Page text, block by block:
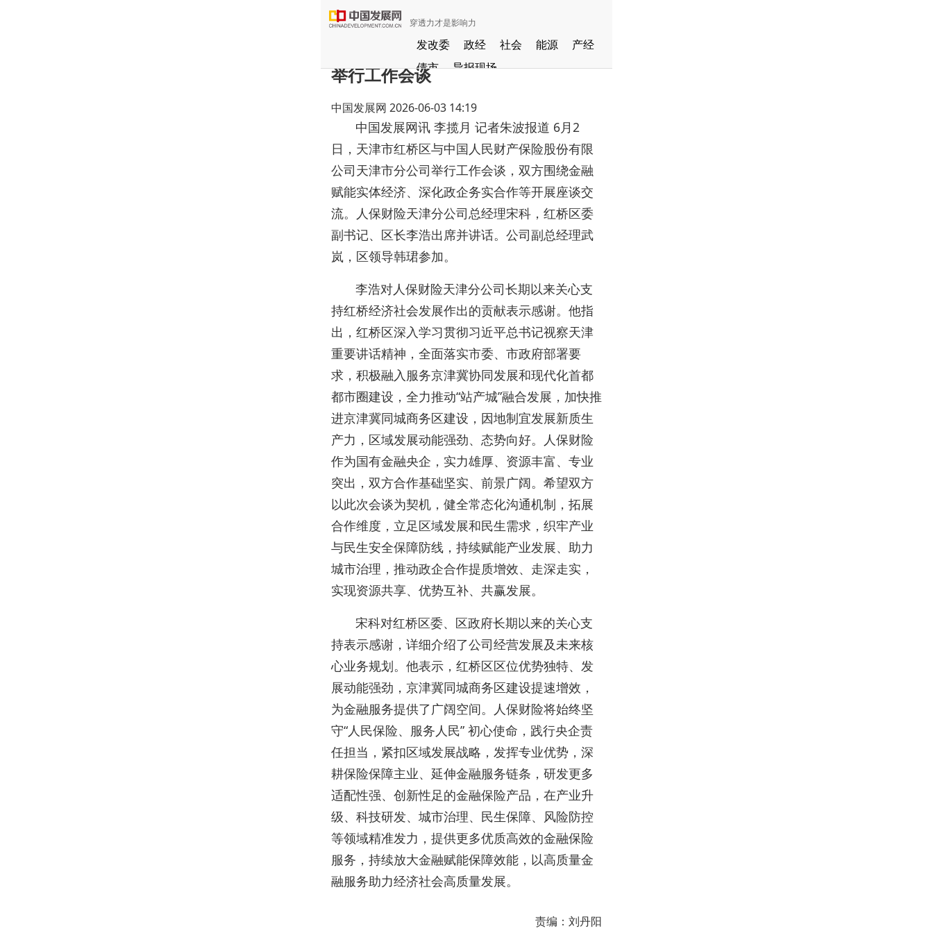
穿透力才是影响力
发改委 政经 社会 能源
产经
债市
导报现场
长江经济带
品牌
发展导航
京津冀协同发展
一带一路
G60
国家援疆
中部崛起
全国闲置资产信息共享平台
粤港澳大湾区
天津市红桥区与人保财险天津分公司
举行工作会谈
中国发展网 2026-06-03 14:19
中国发展网讯 李揽月 记者朱波报道 6月2
日，天津市红桥区与中国人民财产保险股份有限
公司天津市分公司举行工作会谈，双方围绕金融
赋能实体经济、深化政企务实合作等开展座谈交
流。人保财险天津分公司总经理宋科，红桥区委
副书记、区长李浩出席并讲话。公司副总经理武
岚，区领导韩珺参加。
李浩对人保财险天津分公司长期以来关心支
持红桥经济社会发展作出的贡献表示感谢。他指
出，红桥区深入学习贯彻习近平总书记视察天津
重要讲话精神，全面落实市委、市政府部署要
求，积极融入服务京津冀协同发展和现代化首都
都市圈建设，全力推动“站产城”融合发展，加快推
进京津冀同城商务区建设，因地制宜发展新质生
产力，区域发展动能强劲、态势向好。人保财险
作为国有金融央企，实力雄厚、资源丰富、专业
突出，双方合作基础坚实、前景广阔。希望双方
以此次会谈为契机，健全常态化沟通机制，拓展
合作维度，立足区域发展和民生需求，织牢产业
与民生安全保障防线，持续赋能产业发展、助力
城市治理，推动政企合作提质增效、走深走实，
实现资源共享、优势互补、共赢发展。
宋科对红桥区委、区政府长期以来的关心支
持表示感谢，详细介绍了公司经营发展及未来核
心业务规划。他表示，红桥区区位优势独特、发
展动能强劲，京津冀同城商务区建设提速增效，
为金融服务提供了广阔空间。人保财险将始终坚
守“人民保险、服务人民” 初心使命，践行央企责
任担当，紧扣区域发展战略，发挥专业优势，深
耕保险保障主业、延伸金融服务链条，研发更多
适配性强、创新性足的金融保险产品，在产业升
级、科技研发、城市治理、民生保障、风险防控
等领域精准发力，提供更多优质高效的金融保险
服务，持续放大金融赋能保障效能，以高质量金
融服务助力经济社会高质量发展。
责编：刘丹阳